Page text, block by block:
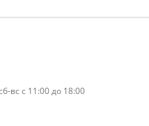
вс с 11:00 до 18:00